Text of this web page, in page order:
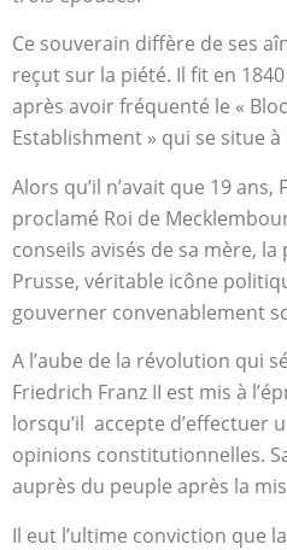
Ce souverain diffère de ses
reçut sur la piété. Il fit en
après avoir fréquenté le «
Establishment » qui se situe à
Alors qu’il n’avait que 19
proclamé Roi de
conseils avisés de sa mère,
Prusse, véritable icône
gouverner convenablement
A l’aube de la révolution qui
Friedrich Franz II est mis à
lorsqu’il accepte d’effectuer
opinions constitutionnelles.
auprès du peuple après la
Il eut l’ultime conviction que